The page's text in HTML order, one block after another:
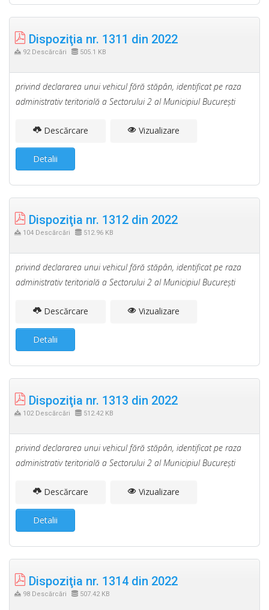
Dispoziţia nr. 1311 din 2022
92 Descărcări 505.1 KB
privind declararea unui vehicul fără stăpân, identificat pe raza
administrativ teritorială a Sectorului 2 al Municipiul Bucureşti
Descărcare Vizualizare
Detalii
Dispoziţia nr. 1312 din 2022
104 Descărcări 512.96 KB
privind declararea unui vehicul fără stăpân, identificat pe raza
administrativ teritorială a Sectorului 2 al Municipiul Bucureşti
Descărcare Vizualizare
Detalii
Dispoziţia nr. 1313 din 2022
102 Descărcări 512.42 KB
privind declararea unui vehicul fără stăpân, identificat pe raza
administrativ teritorială a Sectorului 2 al Municipiul Bucureşti
Descărcare Vizualizare
Detalii
Dispoziţia nr. 1314 din 2022
98 Descărcări 507.42 KB